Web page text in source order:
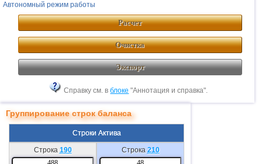
Автономный режим работы
Расчет
Очистка
Экспорт
Справку см. вблоке "Аннотация и справка".
Группирование строк баланса
Строки Актива
Строка 190 Строка 210